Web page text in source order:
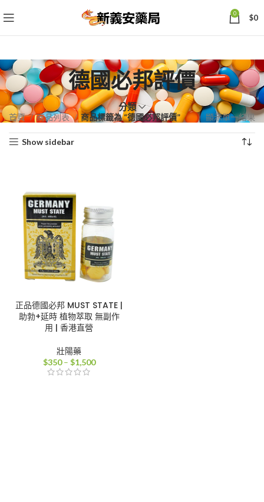
0 $0
德國必邦評價
分類
首頁 商品列表 商品標籤為 “德國必邦評價” 顯示單一結果
Show sidebar
正品德國必邦 MUST STATE |
助勃+延時 植物萃取 無副作
用 | 香港直營
壯陽藥
$350 – $1,500價